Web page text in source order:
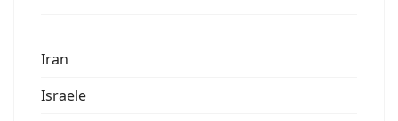
Iran
Israele